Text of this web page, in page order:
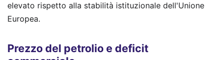
elevato rispetto alla stabilità istituzionale dell'Unione
Europea.
Prezzo del petrolio e deficit